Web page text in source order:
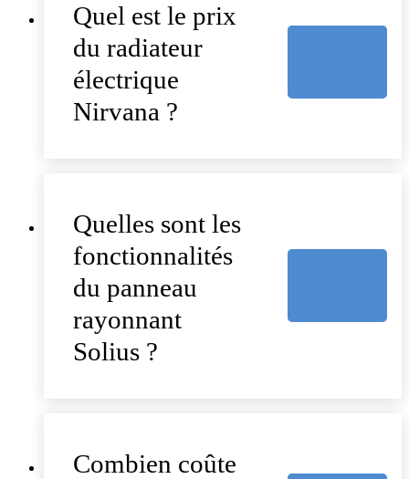
Quel est le prix
du radiateur
électrique
Nirvana ?
Quelles sont les
fonctionnalités
du panneau
rayonnant
Solius ?
Combien coûte